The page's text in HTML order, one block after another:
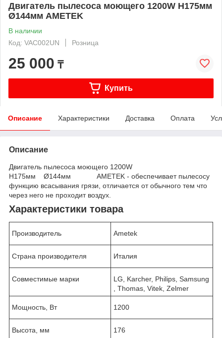
Двигатель пылесоса моющего 1200W H175мм
Ø144мм AMETEK
В наличии
Код: VAC002UN
Розница
25 000 ₸
Купить
Описание Характеристики Доставка Оплата
Описание
Двигатель пылесоса моющего 1200W
H175мм Ø144мм AMETEK - обеспечивает пылесосу
функцию всасывания грязи, отличается от обычного тем что
через него не проходит воздух.
Характеристики товара
Производитель Ametek
Страна производителя Италия
Совместимые марки
LG, Karcher, Philips, Samsung
, Thomas, Vitek, Zelmer
Мощность, Вт 1200
Высота, мм 176